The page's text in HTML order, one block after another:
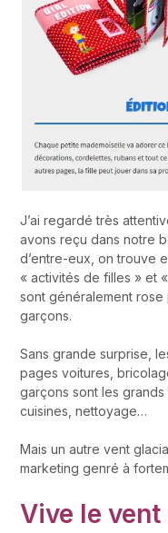
J’ai regardé très
avons reçu dans notre
d’entre-eux, on trouve
« activités de filles » et
sont généralement
garçons.
Sans grande surprise,
pages voitures,
garçons sont les
cuisines, nettoyage…
Mais un autre vent
marketing genré à
Vive le